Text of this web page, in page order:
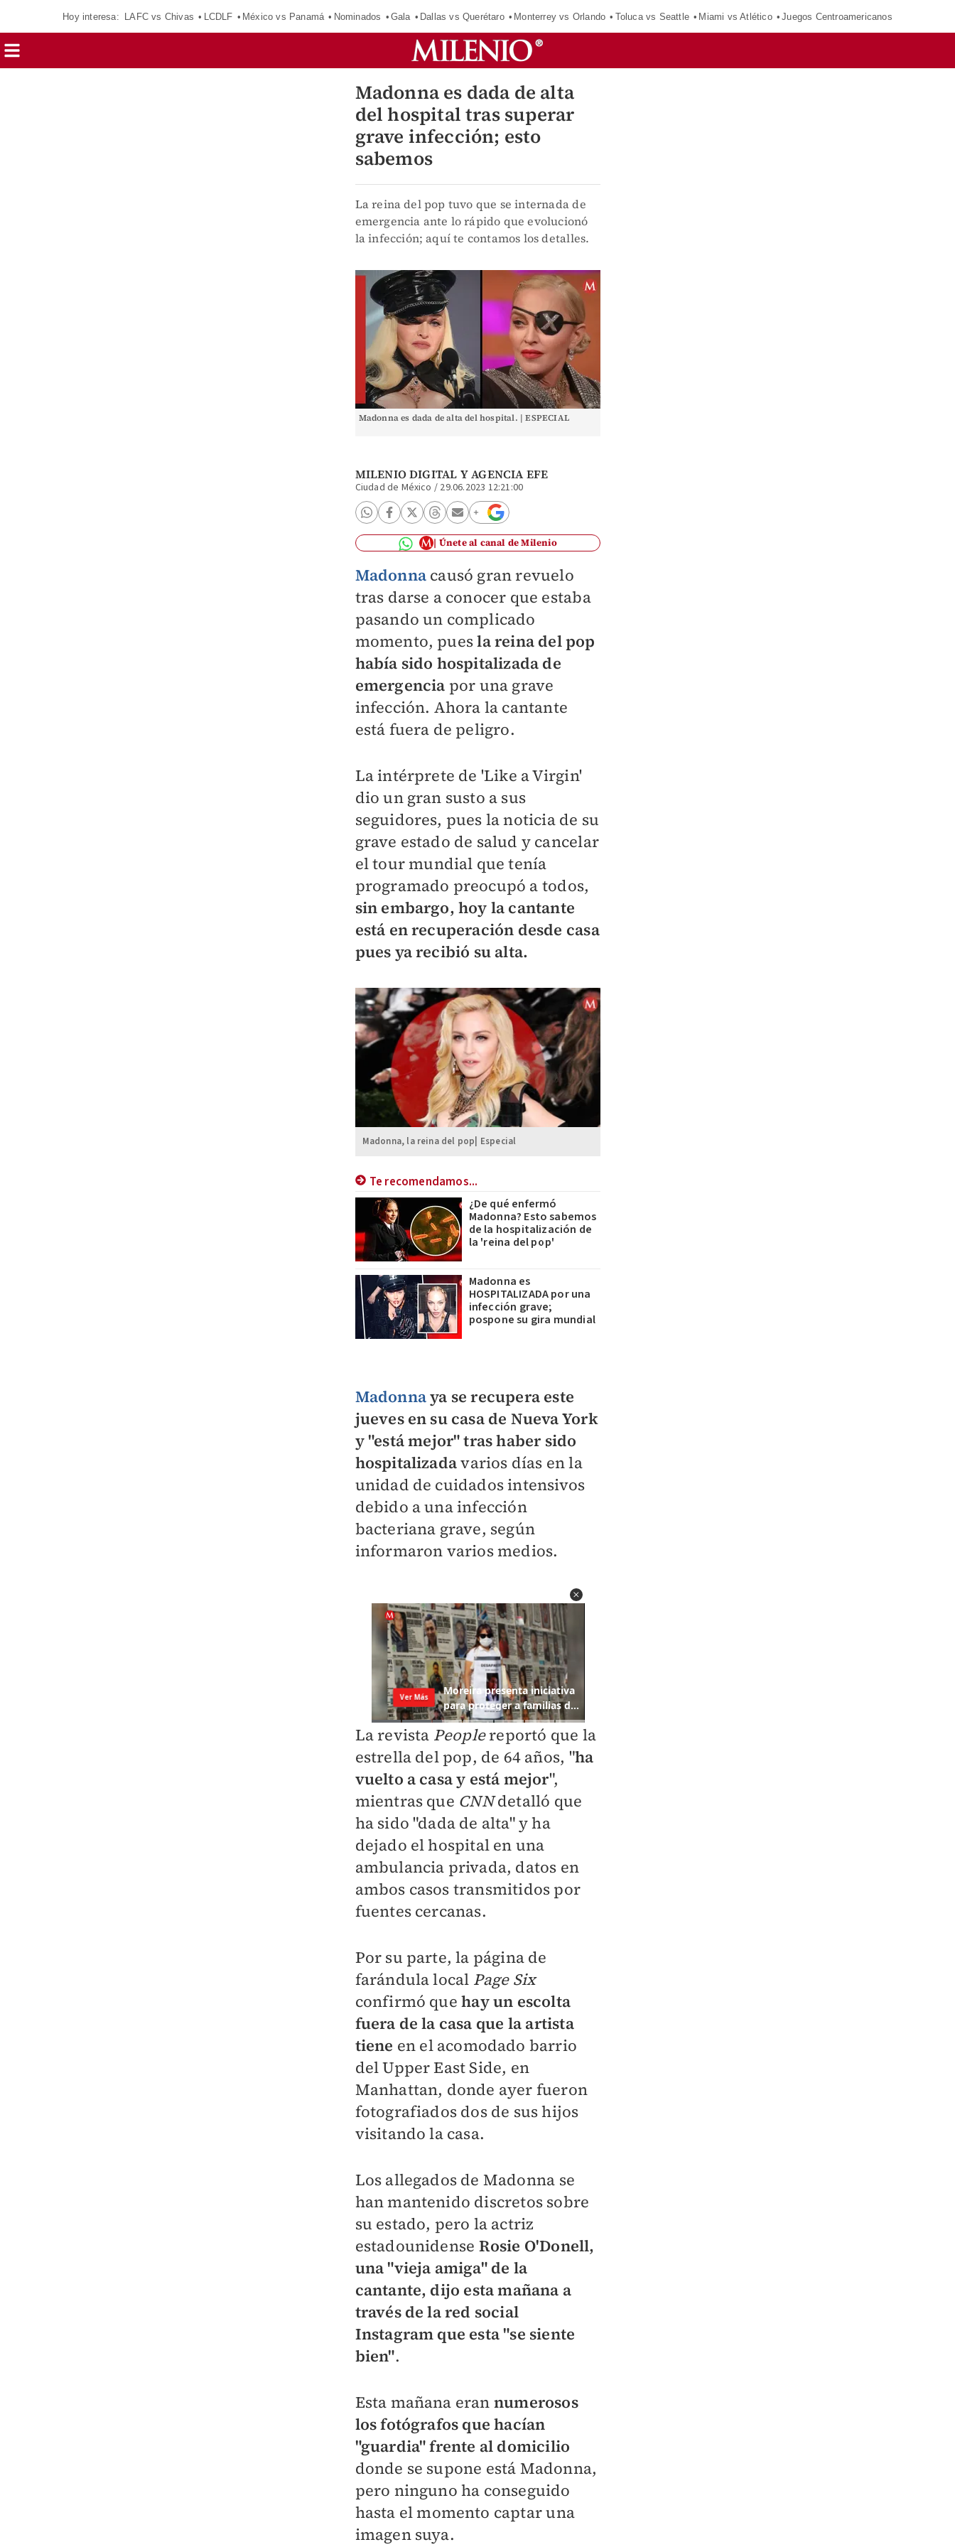
Hoy interesa: LAFC vs Chivas LCDLF México vs Panamá Nominados Gala Dallas vs Querétaro Monterrey vs Orlando Toluca vs Seattle Miami vs Atlético Juegos Centroamericanos
Madonna es dada de alta
del hospital tras superar
grave infección; esto
sabemos
La reina del pop tuvo que se internada de
emergencia ante lo rápido que evolucionó
la infección; aquí te contamos los detalles.
Madonna es dada de alta del hospital. | ESPECIAL
MILENIO DIGITAL YAGENCIA EFE
Ciudad de México / 29.06.2023 12:21:00
Únete al canal de Milenio
Madonnacausó gran revuelo
tras darse a conocer que estaba
pasando un complicado
momento, puesla reina del pop
había sido hospitalizada de
emergencia por una grave
infección. Ahora la cantante
está fuera de peligro.
La intérprete de 'Like a Virgin'
dio un gran susto a sus
seguidores, pues la noticia de su
grave estado de salud y cancelar
el tour mundial que tenía
programado preocupó a todos,
sin embargo, hoy la cantante
está en recuperación desde casa
pues ya recibió su alta.
Madonna, la reina del pop| Especial
Te recomendamos...
¿De qué enfermó
Madonna? Esto sabemos
de la hospitalización de
la 'reina del pop'
Madonna es
HOSPITALIZADA por una
infección grave;
pospone su gira mundial
Madonnaya se recupera este
jueves en su casa de Nueva York
y "está mejor" tras haber sido
hospitalizadavarios días en la
unidad de cuidados intensivos
debido a una infección
bacteriana grave, según
informaron varios medios.
La revista Peoplereportó que la
estrella del pop, de 64 años, "ha
vuelto a casa y está mejor",
mientras que CNNdetalló que
ha sido "dada de alta" y ha
dejado el hospital en una
ambulancia privada, datos en
ambos casos transmitidos por
fuentes cercanas.
Por su parte, la página de
farándula local Page Six
confirmó que hay un escolta
fuera de la casa que la artista
tiene en el acomodado barrio
del Upper East Side, en
Manhattan, donde ayer fueron
fotografiados dos de sus hijos
visitando la casa.
Los allegados de Madonna se
han mantenido discretos sobre
su estado, pero la actriz
estadounidense Rosie O'Donell,
una "vieja amiga" de la
cantante, dijo esta mañana a
través de la red social
Instagram que esta "se siente
bien".
Esta mañana eran numerosos
los fotógrafos que hacían
"guardia" frente al domicilio
donde se supone está Madonna,
pero ninguno ha conseguido
hasta el momento captar una
imagen suya.